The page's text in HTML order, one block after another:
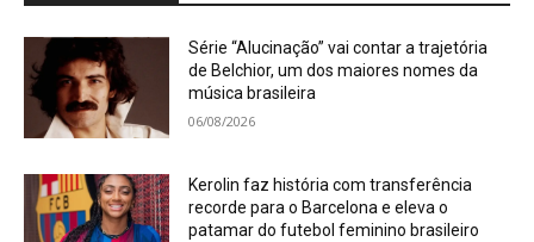
Série “Alucinação” vai contar a trajetória
de Belchior, um dos maiores nomes da
música brasileira
06/08/2026
Kerolin faz história com transferência
recorde para o Barcelona e eleva o
patamar do futebol feminino brasileiro